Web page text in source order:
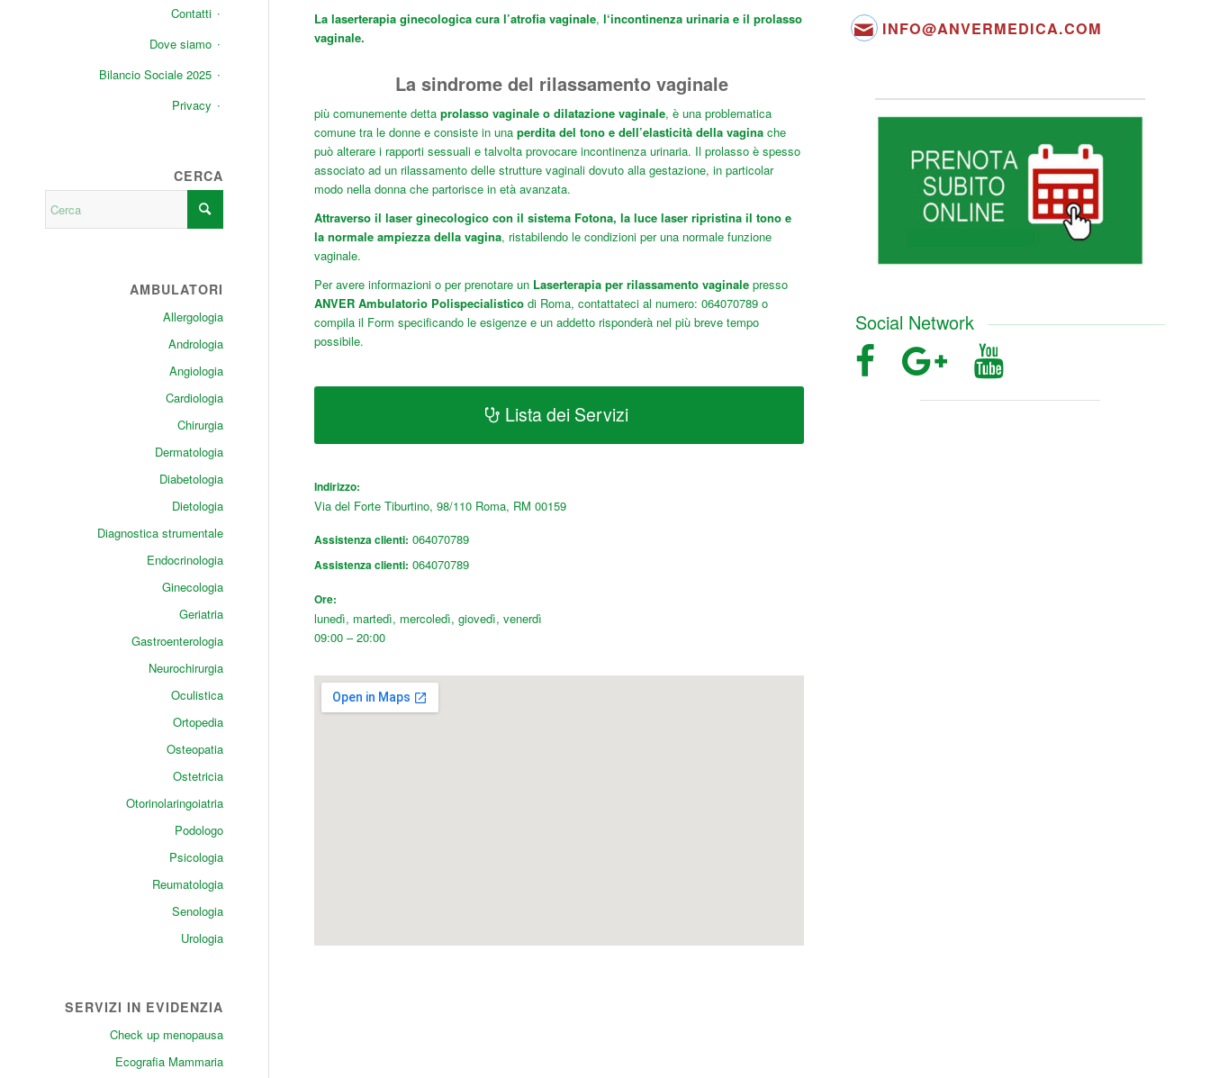
La laserterapia ginecologica cura l’atrofia vaginale, l‘incontinenza urinariae il prolasso
vaginale.
La sindrome del rilassamento vaginale
più comunemente detta prolasso vaginale o dilatazione vaginale, è una problematica
comune tra le donne e consiste in una perdita del tono e dell’elasticità della vaginache
può alterare i rapporti sessuali e talvolta provocare incontinenza urinaria. Il prolasso è spesso
associato ad un rilassamento delle strutture vaginali dovuto alla gestazione, in particolar
modo nella donna che partorisce in età avanzata.
Attraverso il laser ginecologico con il sistema Fotona, la luce laser ripristina il tono e
la normale ampiezza della vagina, ristabilendo le condizioni per una normale funzione
vaginale.
Per avere informazioni o per prenotare un Laserterapia per rilassamento vaginale presso
ANVER Ambulatorio Polispecialisticodi Roma, contattateci al numero: 064070789 o
compila il Form specificando le esigenze e un addetto risponderà nel più breve tempo
possibile.
Lista dei Servizi
Indirizzo:
Via del Forte Tiburtino, 98/110 Roma, RM 00159
Assistenza clienti: 064070789
Assistenza clienti: 064070789
Ore:
lunedì, martedì, mercoledì, giovedì, venerdì
09:00 – 20:00
INFO@ANVERMEDICA.COM
Social Network
Contatti
Dove siamo
Bilancio Sociale 2025
Privacy
CERCA
AMBULATORI
Allergologia
Andrologia
Angiologia
Cardiologia
Chirurgia
Dermatologia
Diabetologia
Dietologia
Diagnostica strumentale
Endocrinologia
Ginecologia
Geriatria
Gastroenterologia
Neurochirurgia
Oculistica
Ortopedia
Osteopatia
Ostetricia
Otorinolaringoiatria
Podologo
Psicologia
Reumatologia
Senologia
Urologia
SERVIZI IN EVIDENZIA
Check up menopausa
Ecografia Mammaria